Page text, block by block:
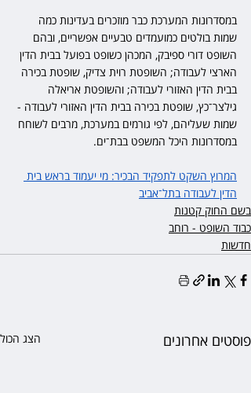
במסדרונות המערכת כבר מוזכרים בעדינות כמה
שמות בולטים כמועמדים טבעיים אפשריים, ובהם
השופט דורי ספיבק, המכהן כשופט בפועל בבית הדין
הארצי לעבודה; השופטת רוית צדיק, שופטת בכירה
בבית הדין האזורי לעבודה; והשופטת אריאלה
גילצר־כץ, שופטת בכירה בבית הדין האזורי לעבודה -
שמות שעליהם, לפי גורמים במערכת, מרבים לשוחח
במסדרונות היכל המשפט בבת־ים.
המרוץ השקט לתפקיד הבכיר: מי יעמוד בראש בית
הדין לעבודה בתל־אביב
בשם החוק קטנות
כבוד השופט - רוחב
חדשות
פוסטים אחרונים הצג הכול